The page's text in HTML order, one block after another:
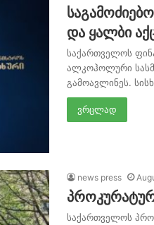
და ყალბი
საქართველოს
ალკოჰოლური
გამოავლინეს.
ვრცლად
news press
საქართველოს